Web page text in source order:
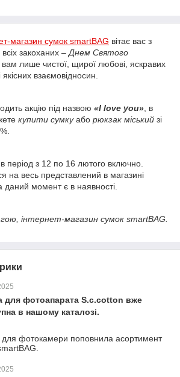
магазин сумок smartBAG вітає вас з
закоханих – Днем Святого
вам лише чистої, щирої любові, яскравих
взаємовідносин.
акцію під назвою «I love you» , в
купити сумкуабо рюкзак міський зі
період з 12 по 16 лютого включно.
на весь представлений в магазині
даний момент є в наявності.
інтернет-магазин сумок smartBAG
для фотоапарата S.c.cotton вже
в нашому каталозі.
фотокамери поповнила асортимент